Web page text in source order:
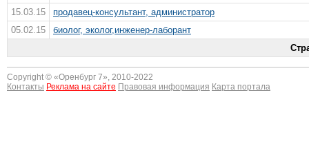
15.03.15
продавец-консультант, администратор
05.02.15
биолог, эколог,инженер-лаборант
Copyright © «Оренбург 7», 2010-2022
Контакты Реклама на сайте Правовая информация Карта портала